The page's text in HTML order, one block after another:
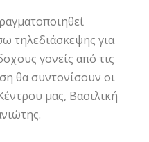
τηλεδιάσκεψης για
γονείς από τις
θα συντονίσουν οι
μας, Βασιλική